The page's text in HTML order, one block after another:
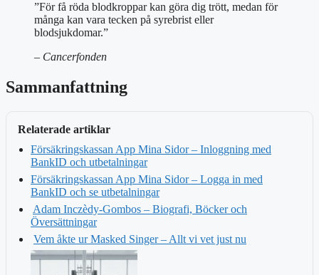
”För få röda blodkroppar kan göra dig trött, medan för
många kan vara tecken på syrebrist eller
blodsjukdomar.”
– Cancerfonden
Sammanfattning
Relaterade artiklar
Försäkringskassan App Mina Sidor – Inloggning med
BankID och utbetalningar
Försäkringskassan App Mina Sidor – Logga in med
BankID och se utbetalningar
Adam Inczèdy-Gombos – Biografi, Böcker och
Översättningar
Vem åkte ur Masked Singer – Allt vi vet just nu